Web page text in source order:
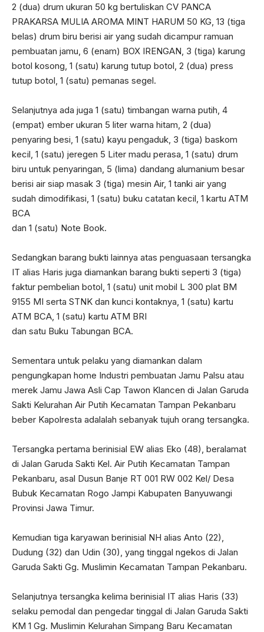
2 (dua) drum ukuran 50 kg bertuliskan CV PANCA
PRAKARSA MULIA AROMA MINT HARUM 50 KG, 13 (tiga
belas) drum biru berisi air yang sudah dicampur ramuan
pembuatan jamu, 6 (enam) BOX IRENGAN, 3 (tiga) karung
botol kosong, 1 (satu) karung tutup botol, 2 (dua) press
tutup botol, 1 (satu) pemanas segel.
Selanjutnya ada juga 1 (satu) timbangan warna putih, 4
(empat) ember ukuran 5 liter warna hitam, 2 (dua)
penyaring besi, 1 (satu) kayu pengaduk, 3 (tiga) baskom
kecil, 1 (satu) jeregen 5 Liter madu perasa, 1 (satu) drum
biru untuk penyaringan, 5 (lima) dandang alumanium besar
berisi air siap masak 3 (tiga) mesin Air, 1 tanki air yang
sudah dimodifikasi, 1 (satu) buku catatan kecil, 1 kartu ATM
BCA
dan 1 (satu) Note Book.
Sedangkan barang bukti lainnya atas penguasaan tersangka
IT alias Haris juga diamankan barang bukti seperti 3 (tiga)
faktur pembelian botol, 1 (satu) unit mobil L 300 plat BM
9155 MI serta STNK dan kunci kontaknya, 1 (satu) kartu
ATM BCA, 1 (satu) kartu ATM BRI
dan satu Buku Tabungan BCA.
Sementara untuk pelaku yang diamankan dalam
pengungkapan home Industri pembuatan Jamu Palsu atau
merek Jamu Jawa Asli Cap Tawon Klancen di Jalan Garuda
Sakti Kelurahan Air Putih Kecamatan Tampan Pekanbaru
beber Kapolresta adalalah sebanyak tujuh orang tersangka.
Tersangka pertama berinisial EW alias Eko (48), beralamat
di Jalan Garuda Sakti Kel. Air Putih Kecamatan Tampan
Pekanbaru, asal Dusun Banje RT 001 RW 002 Kel/ Desa
Bubuk Kecamatan Rogo Jampi Kabupaten Banyuwangi
Provinsi Jawa Timur.
Kemudian tiga karyawan berinisial NH alias Anto (22),
Dudung (32) dan Udin (30), yang tinggal ngekos di Jalan
Garuda Sakti Gg. Muslimin Kecamatan Tampan Pekanbaru.
Selanjutnya tersangka kelima berinisial IT alias Haris (33)
selaku pemodal dan pengedar tinggal di Jalan Garuda Sakti
KM 1 Gg. Muslimin Kelurahan Simpang Baru Kecamatan